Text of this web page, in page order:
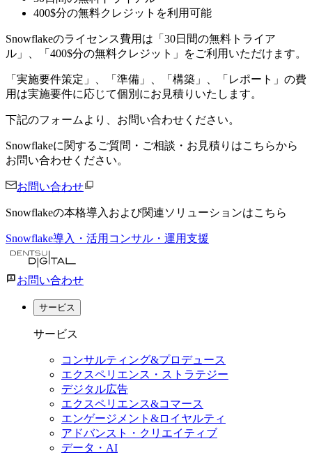
400$分の無料クレジットを利用可能
Snowflakeのライセンス費用は「30日間の無料トライア
ル」、「400$分の無料クレジット」をご利用いただけます。
「実施要件策定」、「準備」、「構築」、「レポート」の費
用は実施要件に応じて個別にお見積りいたします。
下記のフォームより、お問い合わせください。
Snowflakeに関するご質問・ご相談・お見積りはこちらから
お問い合わせください。
お問い合わせ
Snowflakeの本格導入および関連ソリューションはこちら
Snowflake導入・活用コンサル・運用支援
お問い合わせ
サービス
サービス
コンサルティング&プロデュース
エクスペリエンス・ストラテジー
デジタル広告
エクスペリエンス&コマース
エンゲージメント&ロイヤルティ
アドバンスト・クリエイティブ
データ・AI